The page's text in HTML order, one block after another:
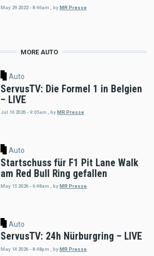
May 29 2022 - 8:46am byMR Presse
MORE AUTO
Auto
ServusTV: Die Formel 1 in Belgien
– LIVE
Jul 16 2026 - 9:05am byMR Presse
Auto
Startschuss für F1 Pit Lane Walk
am Red Bull Ring gefallen
May 15 2026 - 6:48am byMR Presse
Auto
ServusTV: 24h Nürburgring – LIVE
May 14 2026 - 8:48pm byMR Presse